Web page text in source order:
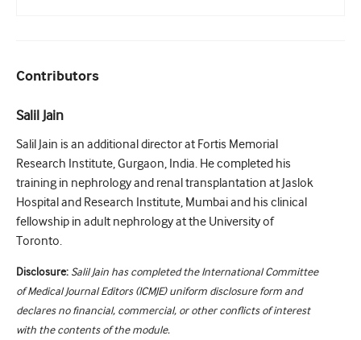
Contributors
Salil Jain
Salil Jain is an additional director at Fortis Memorial
Research Institute, Gurgaon, India. He completed his
training in nephrology and renal transplantation at Jaslok
Hospital and Research Institute, Mumbai and his clinical
fellowship in adult nephrology at the University of
Toronto.
Disclosure: Salil Jain has completed the International Committee
of Medical Journal Editors (ICMJE) uniform disclosure form and
declares no financial, commercial, or other conflicts of interest
with the contents of the module.